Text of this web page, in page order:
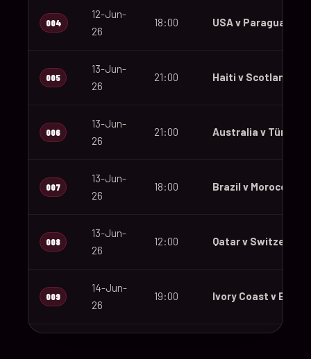
004
12-Jun-
26
18:00 USA v Paraguay
005
13-Jun-
26
21:00 Haiti v Scotland
006
13-Jun-
26
21:00 Australia v Türkiye
007
13-Jun-
26
18:00 Brazil v Morocco
008
13-Jun-
26
12:00 Qatar v Switzerland
009
14-Jun-
26
19:00 Ivory Coast v